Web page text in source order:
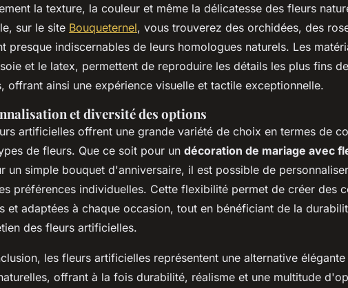
la texture, la couleur et même la délicatesse des fleurs
sur le site Bouqueternel, vous trouverez des orchidées, des
presque indiscernables de leurs homologues naturels. Les
et le latex, permettent de reproduire les détails les plus fins
offrant ainsi une expérience visuelle et tactile exceptionnelle.
et diversité des options
artificielles offrent une grande variété de choix en termes de
de fleurs. Que ce soit pour un décoration de mariage avec
un simple bouquet d'anniversaire, il est possible de
préférences individuelles. Cette flexibilité permet de créer des
et adaptées à chaque occasion, tout en bénéficiant de la
des fleurs artificielles.
les fleurs artificielles représentent une alternative
offrant à la fois durabilité, réalisme et une multitude